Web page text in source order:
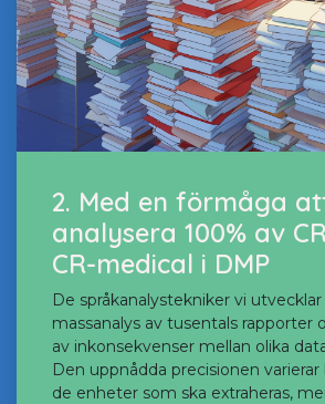
2. Med en förmåga
analysera 100% av
CR-medical i DMP
De språkanalystekniker vi
massanalys av tusentals rapporter
av inkonsekvenser mellan olika
Den uppnådda precisionen
de enheter som ska extraheras,